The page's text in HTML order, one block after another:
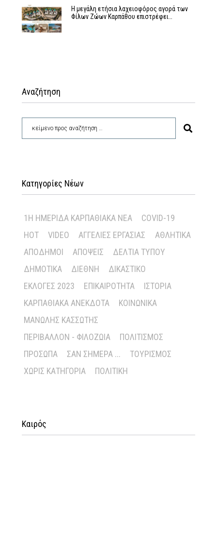
Η μεγάλη ετήσια λαχειοφόρος αγορά των
Φίλων Ζώων Καρπάθου επιστρέφει…
Αναζήτηση
Κατηγορίες Νέων
1Η ΗΜΕΡΊΔΑ ΚΑΡΠΑΘΙΑΚΆ ΝΈΑ
COVID-19
HOT
VIDEO ΑΓΓΕΛΊΕΣ ΕΡΓΑΣΊΑΣ
ΑΘΛΗΤΙΚΆ
ΑΠΌΔΗΜΟΙ
ΑΠΌΨΕΙΣ
ΔΕΛΤΊΑ ΤΎΠΟΥ
ΔΗΜΟΤΙΚΆ
ΔΙΕΘΝΉ
ΔΙΚΑΣΤΙΚΌ
ΕΚΛΟΓΈΣ 2023
ΕΠΙΚΑΙΡΌΤΗΤΑ
ΙΣΤΟΡΊΑ
ΚΑΡΠΑΘΙΑΚΆ ΑΝΈΚΔΟΤΑ
ΚΟΙΝΩΝΙΚΆ
ΜΑΝΏΛΗΣ ΚΑΣΣΏΤΗΣ
ΠΕΡΙΒΆΛΛΟΝ - ΦΙΛΟΖΩΊΑ
ΠΟΛΙΤΙΣΜΌΣ
ΠΡΌΣΩΠΑ
ΣΑΝ ΣΉΜΕΡΑ ...
ΤΟΥΡΙΣΜΌΣ
ΧΩΡΊΣ ΚΑΤΗΓΟΡΊΑ
ΠΟΛΙΤΙΚΉ
Καιρός